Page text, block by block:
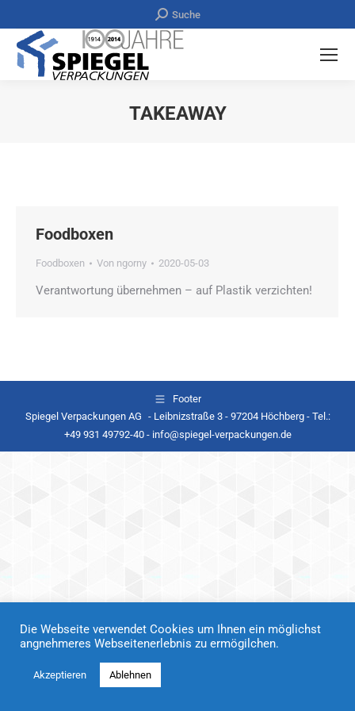
Search:
Suche
TAKEAWAY
Foodboxen
Foodboxen Von ngorny 2020-05-03
Verantwortung übernehmen – auf Plastik verzichten!
Footer
Spiegel Verpackungen AG - Leibnizstraße 3 - 97204 Höchberg - Tel.:
+49 931 49792-40 - info@spiegel-verpackungen.de
Die Webseite verwendet Cookies um Ihnen ein möglichst
angnehmeres Webseitenerlebnis zu ermögilchen.
Akzeptieren Ablehnen